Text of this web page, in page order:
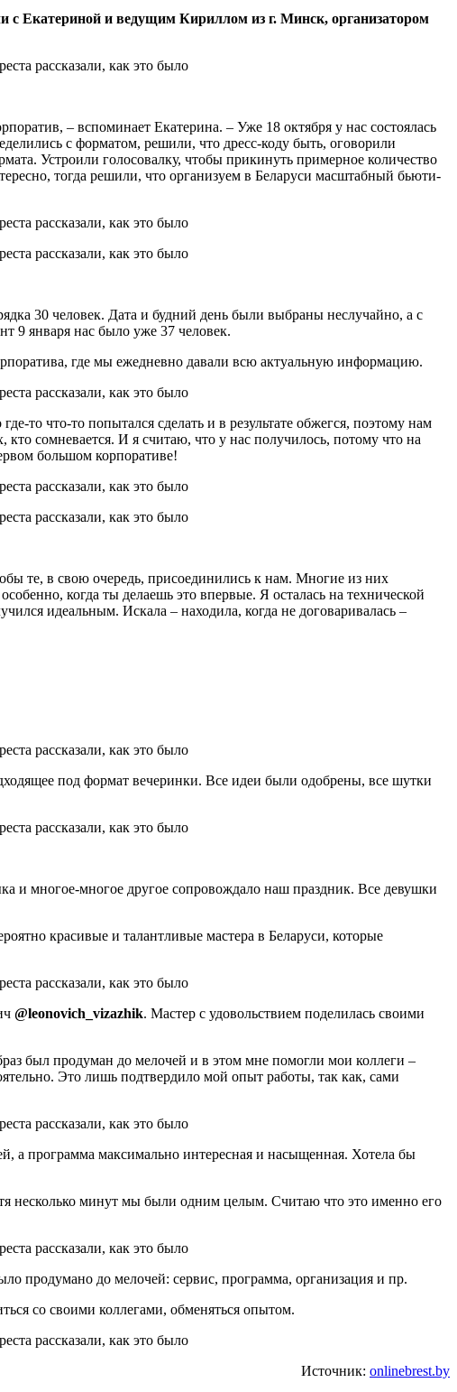
с Екатериной и ведущим Кириллом из г. Минск, организатором
– вспоминает Екатерина. – Уже 18 октября у нас состоялась
с форматом, решили, что дресс-коду быть, оговорили
Устроили голосовалку, чтобы прикинуть примерное количество
тогда решили, что организуем в Беларуси масштабный бьюти-
30 человек. Дата и будний день были выбраны неслучайно, а с
9 января нас было уже 37 человек.
где мы ежедневно давали всю актуальную информацию.
что-то попытался сделать и в результате обжегся, поэтому нам
сомневается. И я считаю, что у нас получилось, потому что на
большом корпоративе!
те, в свою очередь, присоединились к нам. Многие из них
когда ты делаешь это впервые. Я осталась на технической
идеальным. Искала – находила, когда не договаривалась –
под формат вечеринки. Все идеи были одобрены, все шутки
многое-многое другое сопровождало наш праздник. Все девушки
красивые и талантливые мастера в Беларуси, которые
@leonovich_vizazhik. Мастер с удовольствием поделилась своими
был продуман до мелочей и в этом мне помогли мои коллеги –
Это лишь подтвердило мой опыт работы, так как, сами
а программа максимально интересная и насыщенная. Хотела бы
несколько минут мы были одним целым. Считаю что это именно его
продумано до мелочей: сервис, программа, организация и пр.
со своими коллегами, обменяться опытом.
Источник: onlinebrest.by